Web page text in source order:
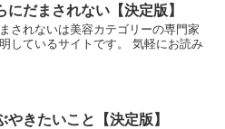
だまされない【決定版】
されないは美容カテゴリーの専門家
しているサイトです。 気軽にお読み
きたいこと【決定版】